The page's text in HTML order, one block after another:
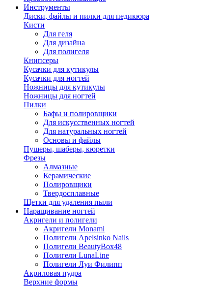
Инструменты
Диски, файлы и пилки для педикюра
Кисти
Для геля
Для дизайна
Для полигеля
Книпсеры
Кусачки для кутикулы
Кусачки для ногтей
Ножницы для кутикулы
Ножницы для ногтей
Пилки
Бафы и полировщики
Для искусственных ногтей
Для натуральных ногтей
Основы и файлы
Пушеры, шаберы, кюретки
Фрезы
Алмазные
Керамические
Полировщики
Твердосплавные
Щетки для удаления пыли
Наращивание ногтей
Акригели и полигели
Акригели Monami
Полигели Apelsinko Nails
Полигели BeautyBox48
Полигели LunaLine
Полигели Луи Филипп
Акриловая пудра
Верхние формы